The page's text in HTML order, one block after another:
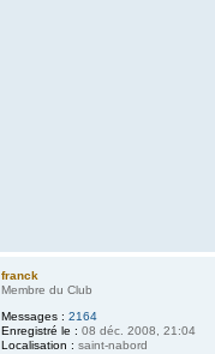
franck
Membre du Club
Messages : 2164
Enregistré le : 08 déc. 2008, 21:04
Localisation : saint-nabord